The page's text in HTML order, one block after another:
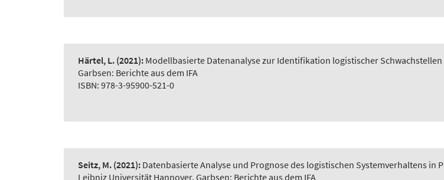
Härtel, L. (2021): Modellbasierte Datenanalyse zur Identifikation logistischer
Garbsen: Berichte aus dem IFA
ISBN: 978-3-95900-521-0
Seitz, M. (2021): Datenbasierte Analyse und Prognose des logistischen Systemverhaltens
Leibniz Universität Hannover, Garbsen: Berichte aus dem IFA